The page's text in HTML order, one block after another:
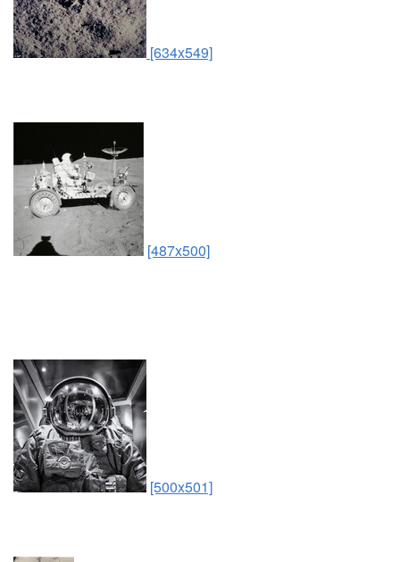
[634x549]
[487x500]
[500x501]